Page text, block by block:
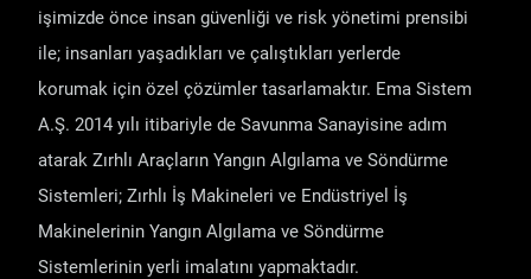
işimizde önce insan güvenliği ve risk yönetimi prensibi
ile; insanları yaşadıkları ve çalıştıkları yerlerde
korumak için özel çözümler tasarlamaktır. Ema Sistem
A.Ş. 2014 yılı itibariyle de Savunma Sanayisine adım
atarak Zırhlı Araçların Yangın Algılama ve Söndürme
Sistemleri; Zırhlı İş Makineleri ve Endüstriyel İş
Makinelerinin Yangın Algılama ve Söndürme
Sistemlerinin yerli imalatını yapmaktadır.